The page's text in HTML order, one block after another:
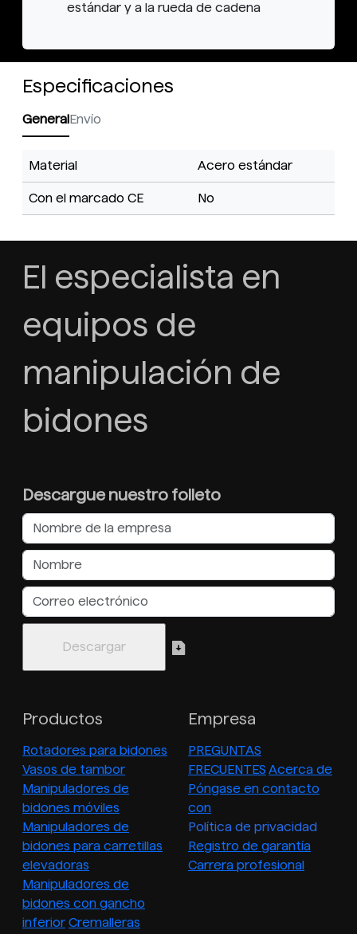
estándar y a la rueda de cadena
Especificaciones
GeneralEnvío
Material Acero estándar
Con el marcado CE No
El especialista en
equipos de
manipulación de
bidones
Descargue nuestro folleto
Productos
Rotadores para bidones
Vasos de tambor
Manipuladores de
bidones móviles
Manipuladores de
bidones para carretillas
elevadoras
Manipuladores de
bidones con gancho
inferior Cremalleras
Empresa
PREGUNTAS
FRECUENTES Acerca de
Póngase en contacto
con
Política de privacidad
Registro de garantía
Carrera profesional